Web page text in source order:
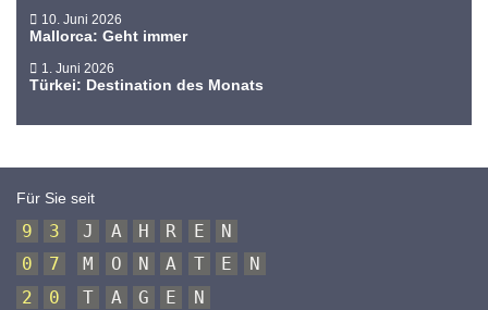
10. Juni 2026
Mallorca: Geht immer
1. Juni 2026
Türkei: Destination des Monats
Für Sie seit
9 3 J A H R E
N
0
7 M O N A T E
N
2
0 T A G E N